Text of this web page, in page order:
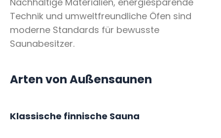
Technik und umweltfreundliche Öfen sind
moderne Standards für bewusste
Saunabesitzer.
Arten von Außensaunen
Klassische finnische Sauna